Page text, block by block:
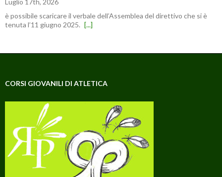
Luglio 17th, 2026
è possibile scaricare il verbale dell’Assemblea del direttivo che si è
tenuta l’11 giugno 2025. [...]
CORSI GIOVANILI DI ATLETICA